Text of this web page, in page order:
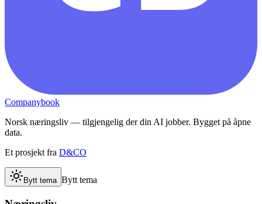
Companybook
Norsk næringsliv — tilgjengelig der din AI jobber. Bygget på åpne
data.
Et prosjekt fra D&CO
Bytt tema Bytt tema